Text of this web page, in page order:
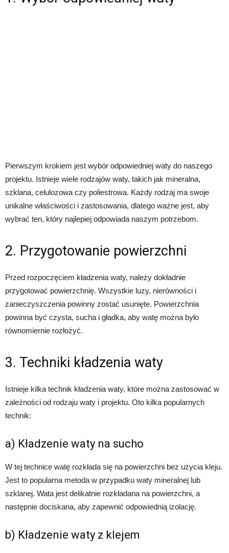
Pierwszym krokiem jest wybór odpowiedniej waty do naszego
projektu. Istnieje wiele rodzajów waty, takich jak mineralna,
szklana, celulozowa czy poliestrowa. Każdy rodzaj ma swoje
unikalne właściwości i zastosowania, dlatego ważne jest, aby
wybrać ten, który najlepiej odpowiada naszym potrzebom.
2. Przygotowanie powierzchni
Przed rozpoczęciem kładzenia waty, należy dokładnie
przygotować powierzchnię. Wszystkie luzy, nierówności i
zanieczyszczenia powinny zostać usunięte. Powierzchnia
powinna być czysta, sucha i gładka, aby watę można było
równomiernie rozłożyć.
3. Techniki kładzenia waty
Istnieje kilka technik kładzenia waty, które można zastosować w
zależności od rodzaju waty i projektu. Oto kilka popularnych
technik:
a) Kładzenie waty na sucho
W tej technice watę rozkłada się na powierzchni bez użycia kleju.
Jest to popularna metoda w przypadku waty mineralnej lub
szklanej. Wata jest delikatnie rozkładana na powierzchni, a
następnie dociskana, aby zapewnić odpowiednią izolację.
b) Kładzenie waty z klejem